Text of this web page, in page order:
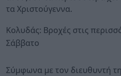
τα Χριστούγεννα.
Κολυδάς: Βροχές στις
Σάββατο
Σύμφωνα με τον διευθυντή